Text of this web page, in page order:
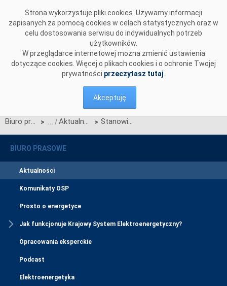
Strona wykorzystuje pliki cookies. Używamy informacji
zapisanych za pomocą cookies w celach statystycznych oraz w
celu dostosowania serwisu do indywidualnych potrzeb
użytkowników.
W przeglądarce internetowej można zmienić ustawienia
dotyczące cookies. Więcej o plikach cookies i o ochronie Twojej
prywatności przeczytasz tutaj
Akceptuję
Biuro prasowe > Aktualności > Stanowisko PSE S.A. dotyczące informacji zawartych w artykule pt. „Wrzesień bez prądu” opublikowanym na łamach Gazety Wyborczej
BIURO PRASOWE
Aktualności
Komunikaty OSP
Prosto o energetyce
Jak funkcjonuje Krajowy System Elektroenergetyczny?
Opracowania eksperckie
Podcast
Elektroenergetyka